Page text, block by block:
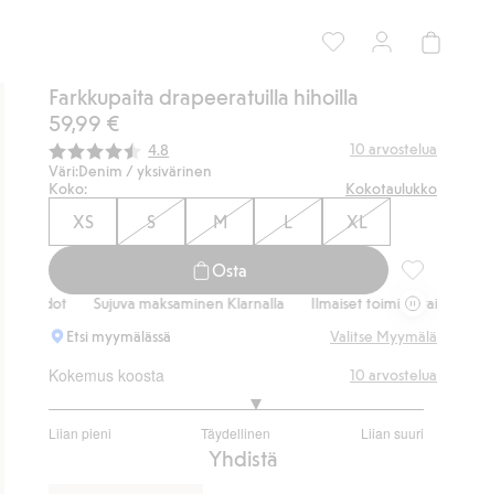
Farkkupaita drapeeratuilla hihoilla
59,99 €
Keskimääräinen luokitus:
4.8 10 arvostelua
Väri:Denim / yksivärinen
Koko:
Kokotaulukko
XS S M L XL
Osta
Sujuva maksaminen Klarnalla Ilmaiset toimitusvaihtoehdot
Sujuva
Etsi myymälässä
Valitse Myymälä
Kokemus koosta
Liian pieni Täydellinen Liian suuri
/
10 arvostelua
Yhdistä